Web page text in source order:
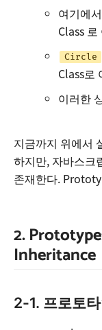
여기에서
Class
Circle
Class로
이러한
지금까지 위에서
하지만, 자바스크
존재한다.
2.
Inheritance
2-1. 프로토